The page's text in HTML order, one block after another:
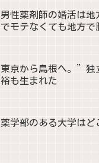
男性薬剤師の婚活は
でモテなくても地方で
東京から島根へ。”
裕も生まれた
薬学部のある大学はど